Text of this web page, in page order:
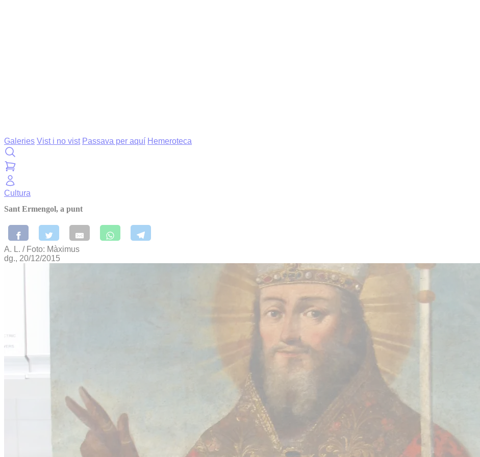
Galeries Vist i no vist Passava per aquí Hemeroteca
Cultura
Sant Ermengol, a punt
A. L. / Foto: Màximus
dg., 20/12/2015